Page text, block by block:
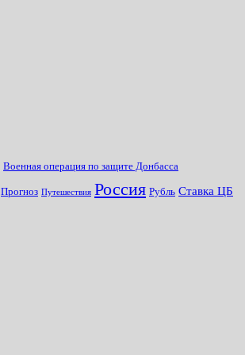
Военная операция по защите Донбасса
Прогноз Путешествия Россия Рубль Ставка ЦБ